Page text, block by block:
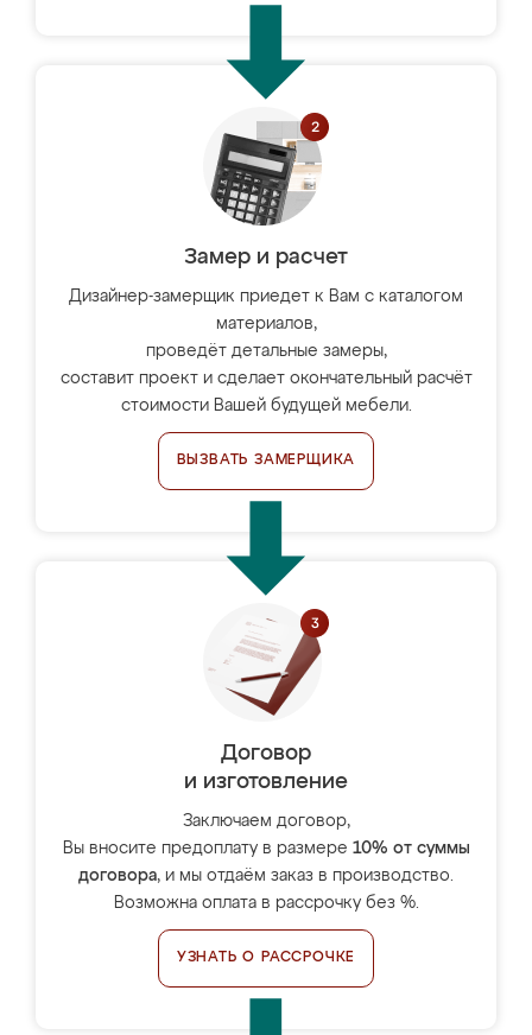
Замер и расчет
Дизайнер-замерщик приедет к Вам с каталогом
материалов,
проведёт детальные замеры,
составит проект и сделает окончательный расчёт
стоимости Вашей будущей мебели.
ВЫЗВАТЬ ЗАМЕРЩИКА
Договор
и изготовление
Заключаем договор,
Вы вносите предоплату в размере 10% от суммы
договора, и мы отдаём заказ в производство.
Возможна оплата в рассрочку без %.
УЗНАТЬ О РАССРОЧКЕ